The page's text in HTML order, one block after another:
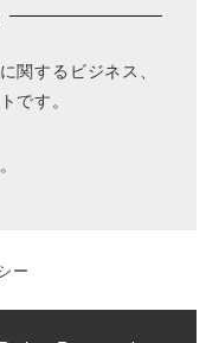
関するビジネス、
です。
ー